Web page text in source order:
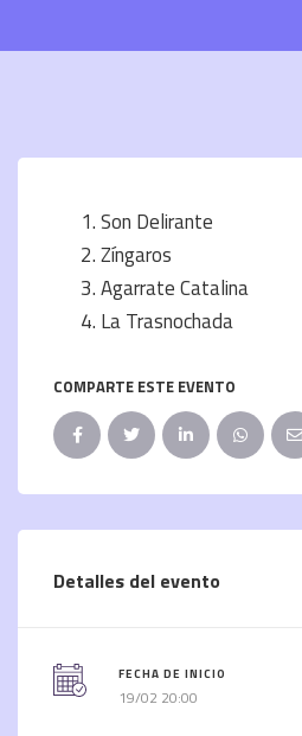
Son Delirante
Zíngaros
Agarrate Catalina
La Trasnochada
COMPARTE ESTE EVENTO
Detalles del evento
FECHA DE INICIO
19/02 20:00